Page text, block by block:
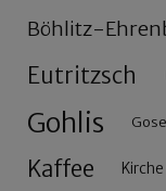
Böhlitz-
Eutritzsch
Gohlis Gose
Kaffee Kirche